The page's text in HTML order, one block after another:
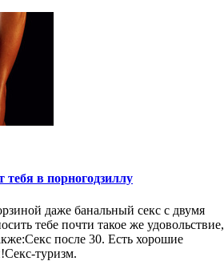
тебя в порногодзиллу
даже банальный секс с двумя
тебе почти такое же удовольствие,
после 30. Есть хорошие
туризм.